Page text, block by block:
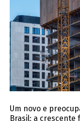
Um novo e
Brasil: a